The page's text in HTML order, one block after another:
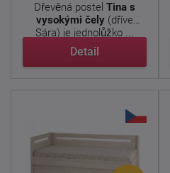
Dřevěná postel Tina s
vysokými čely (dříve
Sára) je jednolůžko ...
Detail